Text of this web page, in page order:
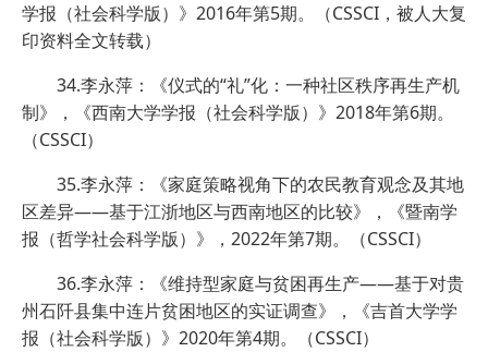
学报（社会科学版）》2016年第5期。（CSSCI，被人大复
印资料全文转载）
34.李永萍：《仪式的“礼”化：一种社区秩序再生产机
制》，《西南大学学报（社会科学版）》2018年第6期。
（CSSCI）
35.李永萍：《家庭策略视角下的农民教育观念及其地
区差异——基于江浙地区与西南地区的比较》，《暨南学
报（哲学社会科学版）》，2022年第7期。（CSSCI）
36.李永萍：《维持型家庭与贫困再生产——基于对贵
州石阡县集中连片贫困地区的实证调查》，《吉首大学学
报（社会科学版）》2020年第4期。（CSSCI）